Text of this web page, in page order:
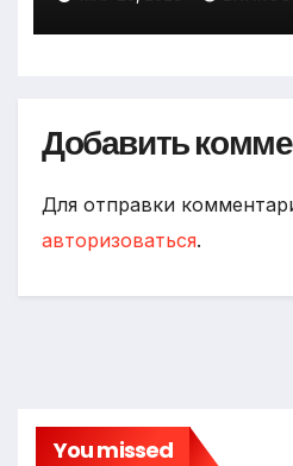
Добавить
Для отправки
авторизоваться.
You missed